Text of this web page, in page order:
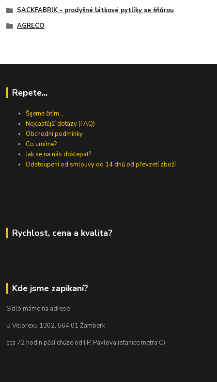
SACKFABRIK - prodyšné látkové pytlíky se šňůrou
AGRECO
Repete...
Šijeme žitím...
Nejčastější dotazy (FAQ)
Obchodní podmínky
Co umíme?
Jak se na nás doklepat?
Odstoupení od smlouvy do 14 dnů od převzetí zboží
Rychlost, cena a kvalita?
Kde jsme zapikaní?
Sídlo máme na adrese
U Velorexu 1302, 564 01 Žamberk
cca 72 hodin pěší chůze od I.P. Pavlova (stanice metra C)